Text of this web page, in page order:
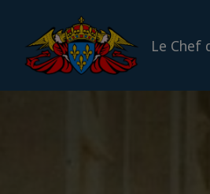
Le Chef